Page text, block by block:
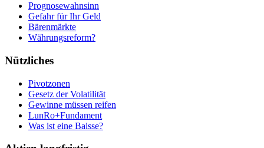
Prognosewahnsinn
Gefahr für Ihr Geld
Bärenmärkte
Währungsreform?
Nützliches
Pivotzonen
Gesetz der Volatilität
Gewinne müssen reifen
LunRo+Fundament
Was ist eine Baisse?